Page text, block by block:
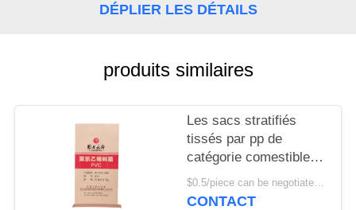
PRIVACY
POLICY
DÉPLIER LES DÉTAILS
produits similaires
Les sacs stratifiés
tissés par pp de
catégorie comestible
de papier d'emballage
avec la chaleur
$0.5/piece can be negotiated MOQ:5000pcs
CONTACT